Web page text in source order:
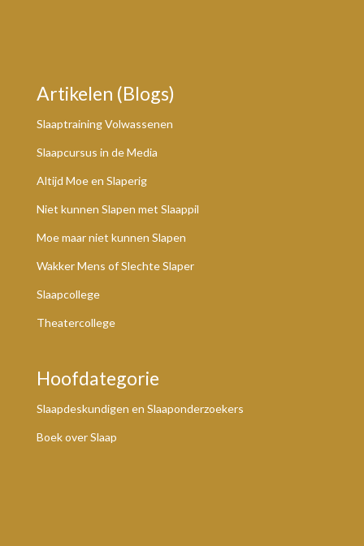
Artikelen (Blogs)
Slaaptraining Volwassenen
Slaapcursus in de Media
Altijd Moe en Slaperig
Niet kunnen Slapen met Slaappil
Moe maar niet kunnen Slapen
Wakker Mens of Slechte Slaper
Slaapcollege
Theatercollege
Hoofdategorie
Slaapdeskundigen en Slaaponderzoekers
Boek over Slaap